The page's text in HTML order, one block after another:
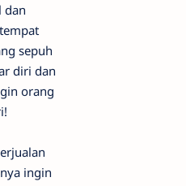
dan
sepuh
diri dan
orang
ingin